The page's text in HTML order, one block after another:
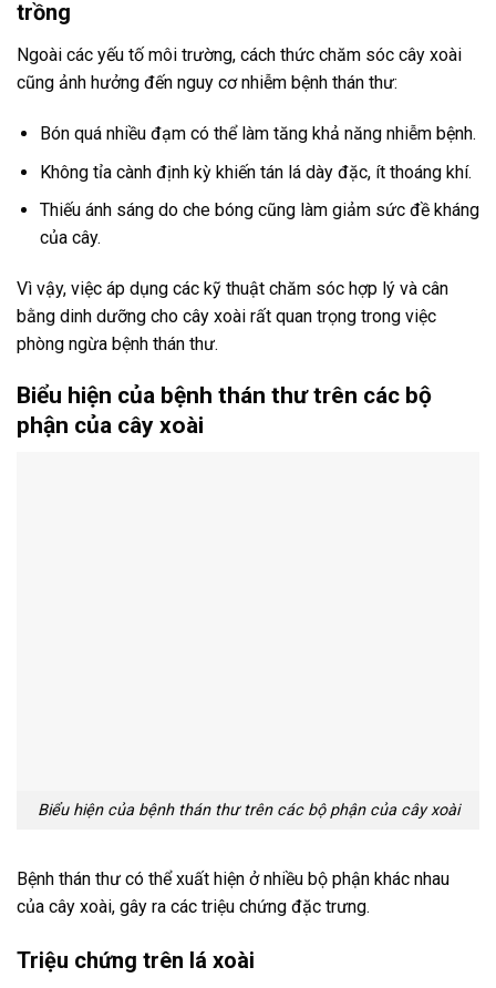
trồng
Ngoài các yếu tố môi trường, cách thức chăm sóc cây xoài
cũng ảnh hưởng đến nguy cơ nhiễm bệnh thán thư:
Bón quá nhiều đạm có thể làm tăng khả năng nhiễm bệnh.
Không tỉa cành định kỳ khiến tán lá dày đặc, ít thoáng khí.
Thiếu ánh sáng do che bóng cũng làm giảm sức đề kháng
của cây.
Vì vậy, việc áp dụng các kỹ thuật chăm sóc hợp lý và cân
bằng dinh dưỡng cho cây xoài rất quan trọng trong việc
phòng ngừa bệnh thán thư.
Biểu hiện của bệnh thán thư trên các bộ
phận của cây xoài
Biểu hiện của bệnh thán thư trên các bộ phận của cây xoài
Bệnh thán thư có thể xuất hiện ở nhiều bộ phận khác nhau
của cây xoài, gây ra các triệu chứng đặc trưng.
Triệu chứng trên lá xoài